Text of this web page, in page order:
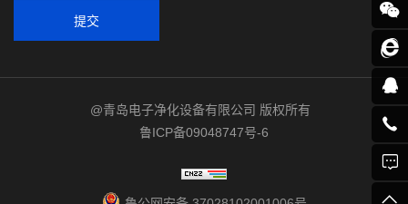
提交
@青岛电子净化设备有限公司 版权所有
鲁ICP备09048747号-6